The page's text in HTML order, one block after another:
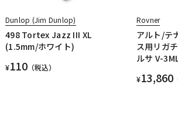
Dunlop (Jim Dunlop)
498 Tortex Jazz III XL
(1.5mm/ホワイト)
¥110（税込）
Rovner
アルト/テ
ス用リガ
ルサ V-
¥13,860